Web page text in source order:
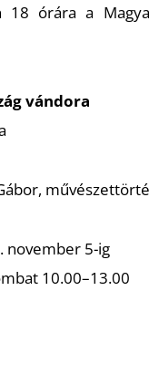
órára a
vándora
november 5-ig
10.00–13.00